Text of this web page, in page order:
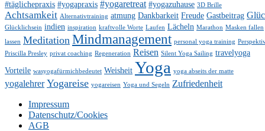
#täglichepraxis #yogapraxis #yogaretreat #yogazuhause 3D Brille
Achtsamkeit Alternativtraining atmung Dankbarkeit Freude Gastbeitrag
Glücklichsein indien inspiration kraftvolle Worte Laufen Lächeln Marathon Masken fallen
lassen Meditation Mindmanagement personal yoga training
Priscilla Presley privat coaching Regeneration Reisen Silent Yoga Sailing travelyoga
Vorteile wasyogafürmichbedeutet Weisheit Yoga yoga abseits der matte
yogalehrer Yogareise yogareisen Yoga und Segeln Zufriedenheit
Impressum
Datenschutz/Cookies
AGB